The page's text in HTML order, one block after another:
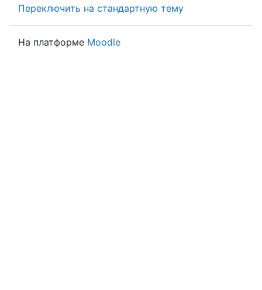
Переключить на стандартную тему
На платформе Moodle